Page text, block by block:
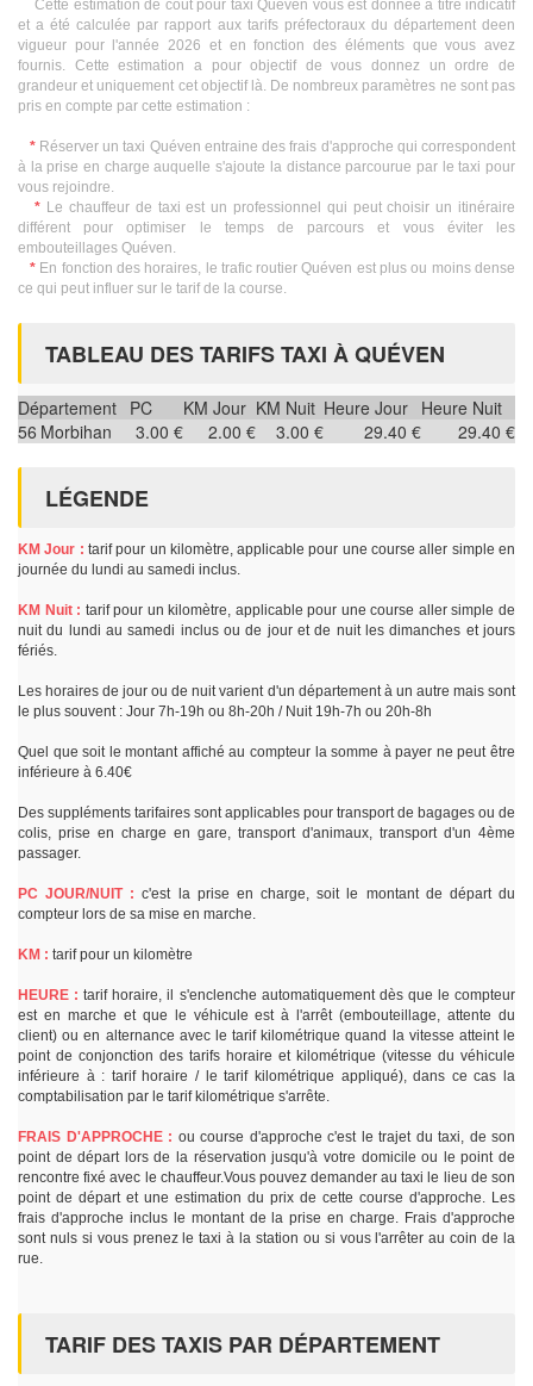
Cette estimation de coût pour taxi Quéven vous est donnée à titre indicatif
et a été calculée par rapport aux tarifs préfectoraux du département deen
vigueur pour l'année 2026 et en fonction des éléments que vous avez
fournis. Cette estimation a pour objectif de vous donnez un ordre de
grandeur et uniquement cet objectif là. De nombreux paramètres ne sont pas
pris en compte par cette estimation :
*Réserver un taxi Quéven entraine des frais d'approche qui correspondent
à la prise en charge auquelle s'ajoute la distance parcourue par le taxi pour
vous rejoindre.
* Le chauffeur de taxi est un professionnel qui peut choisir un itinéraire
différent pour optimiser le temps de parcours et vous éviter les
embouteillages Quéven.
*En fonction des horaires, le trafic routier Quéven est plus ou moins dense
ce qui peut influer sur le tarif de la course.
TABLEAU DES TARIFS TAXI À QUÉVEN
Département PC KM Jour KM Nuit Heure Jour Heure Nuit
56 Morbihan 3.00 € 2.00 € 3.00 € 29.40 € 29.40 €
LÉGENDE
KM Jour : tarif pour un kilomètre, applicable pour une course aller simple en
journée du lundi au samedi inclus.
KM Nuit : tarif pour un kilomètre, applicable pour une course aller simple de
nuit du lundi au samedi inclus ou de jour et de nuit les dimanches et jours
fériés.
Les horaires de jour ou de nuit varient d'un département à un autre mais sont
le plus souvent : Jour 7h-19h ou 8h-20h / Nuit 19h-7h ou 20h-8h
Quel que soit le montant affiché au compteur la somme à payer ne peut être
inférieure à 6.40€
Des suppléments tarifaires sont applicables pour transport de bagages ou de
colis, prise en charge en gare, transport d'animaux, transport d'un 4ème
passager.
PC JOUR/NUIT : c'est la prise en charge, soit le montant de départ du
compteur lors de sa mise en marche.
KM : tarif pour un kilomètre
HEURE : tarif horaire, il s'enclenche automatiquement dès que le compteur
est en marche et que le véhicule est à l'arrêt (embouteillage, attente du
client) ou en alternance avec le tarif kilométrique quand la vitesse atteint le
point de conjonction des tarifs horaire et kilométrique (vitesse du véhicule
inférieure à : tarif horaire / le tarif kilométrique appliqué), dans ce cas la
comptabilisation par le tarif kilométrique s'arrête.
FRAIS D'APPROCHE : ou course d'approche c'est le trajet du taxi, de son
point de départ lors de la réservation jusqu'à votre domicile ou le point de
rencontre fixé avec le chauffeur.Vous pouvez demander au taxi le lieu de son
point de départ et une estimation du prix de cette course d'approche. Les
frais d'approche inclus le montant de la prise en charge. Frais d'approche
sont nuls si vous prenez le taxi à la station ou si vous l'arrêter au coin de la
rue.
TARIF DES TAXIS PAR DÉPARTEMENT